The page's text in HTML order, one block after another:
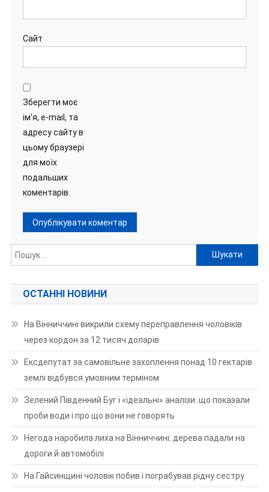
Сайт
Зберегти моє
ім'я, e-mail, та
адресу сайту в
цьому браузері
для моїх
подальших
коментарів.
Пошук:
ОСТАННІ НОВИНИ
На Вінниччині викрили схему переправлення чоловіків
через кордон за 12 тисяч доларів
Ексдепутат за самовільне захоплення понад 10 гектарів
землі відбувся умовним терміном
Зелений Південний Буг і «ідеальні» аналізи: що показали
проби води і про що вони не говорять
Негода наробила лиха на Вінниччині: дерева падали на
дороги й автомобілі
На Гайсинщині чоловік побив і пограбував рідну сестру